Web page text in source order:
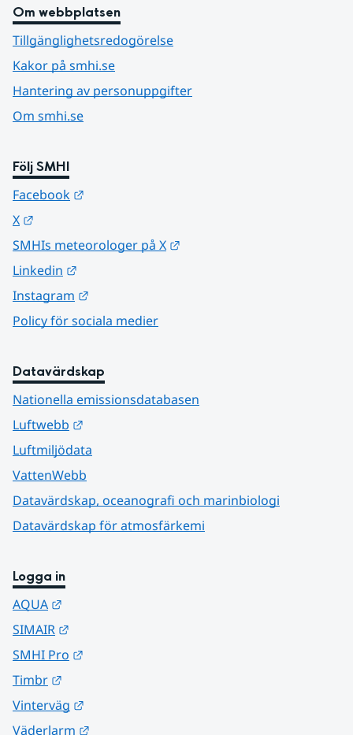
Om webbplatsen
Tillgänglighetsredogörelse
Kakor på smhi.se
Hantering av personuppgifter
Om smhi.se
Följ SMHI
Facebook
X
SMHIs meteorologer på X
Linkedin
Instagram
Policy för sociala medier
Datavärdskap
Nationella emissionsdatabasen
Luftwebb
Luftmiljödata
VattenWebb
Datavärdskap, oceanografi och marinbiologi
Datavärdskap för atmosfärkemi
Logga in
AQUA
SIMAIR
SMHI Pro
Timbr
Vinterväg
Väderlarm